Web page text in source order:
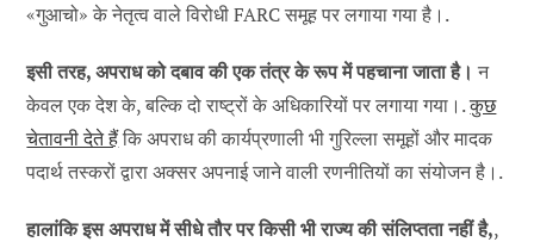
«गुआचो» के नेतृत्व वाले विरोधी FARC समूह पर लगाया गया है।.
इसी तरह, अपराध को दबाव की एक तंत्र के रूप में पहचाना जाता है। न
केवल एक देश के, बल्कि दो राष्ट्रों के अधिकारियों पर लगाया गया।.कुछ
चेतावनी देते हैंकि अपराध की कार्यप्रणाली भी गुरिल्ला समूहों और मादक
पदार्थ तस्करों द्वारा अक्सर अपनाई जाने वाली रणनीतियों का संयोजन है।.
हालांकि इस अपराध में सीधे तौर पर किसी भी राज्य की संलिप्तता नहीं है,,